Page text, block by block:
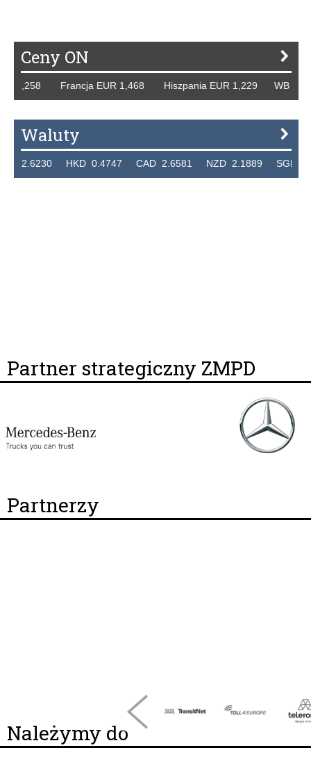
Ceny ON
Francja EUR 1,468 Hiszpania EUR 1,229 WB GBP
Waluty
HKD 0.4747 CAD 2.6581 NZD 2.1889 SGD
Partner strategiczny ZMPD
Partnerzy
Należymy do